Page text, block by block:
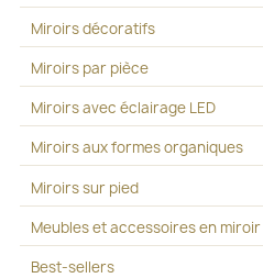
Miroirs décoratifs
Miroirs par pièce
Miroirs avec éclairage LED
Miroirs aux formes organiques
Miroirs sur pied
Meubles et accessoires en miroir
Best-sellers